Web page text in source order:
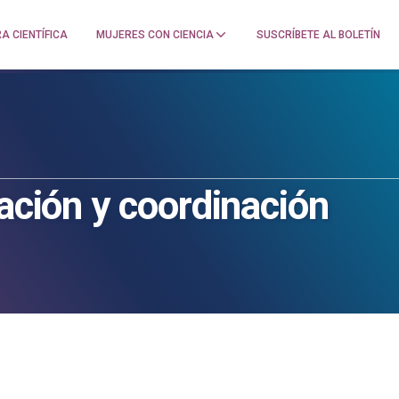
CIENTÍFICA MUJERES CON CIENCIA SUSCRÍBETE AL BOLETÍN
y coordinación